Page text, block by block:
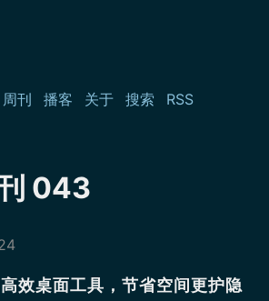
周刊 播客 关于 搜索 RSS
043
效桌面工具，节省空间更护隐